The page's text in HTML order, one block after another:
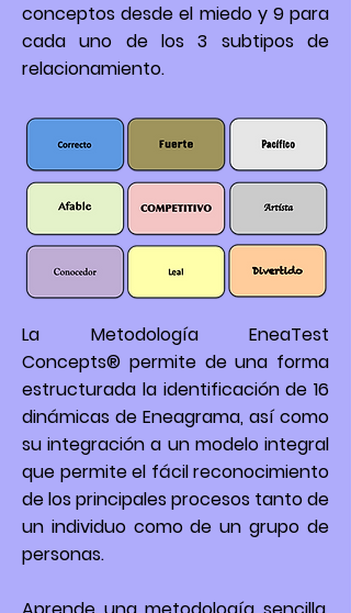
conceptos desde el miedo y 9 para
cada uno de los 3 subtipos de
relacionamiento.
La Metodología EneaTest
Concepts® permite de una forma
estructurada la identificación de 16
dinámicas de Eneagrama, así como
su integración a un modelo integral
que permite el fácil reconocimiento
de los principales procesos tanto de
un individuo como de un grupo de
personas.